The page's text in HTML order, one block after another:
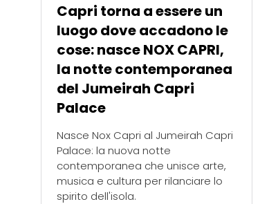
Capri torna a essere un
luogo dove accadono le
cose: nasce NOX CAPRI,
la notte contemporanea
del Jumeirah Capri
Palace
Nasce Nox Capri al Jumeirah Capri
Palace: la nuova notte
contemporanea che unisce arte,
musica e cultura per rilanciare lo
spirito dell'isola.